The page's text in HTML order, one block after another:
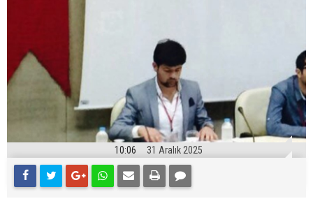
10:06 31 Aralık 2025